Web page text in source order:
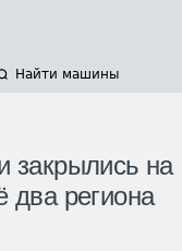
Найти машины
закрылись на
два региона